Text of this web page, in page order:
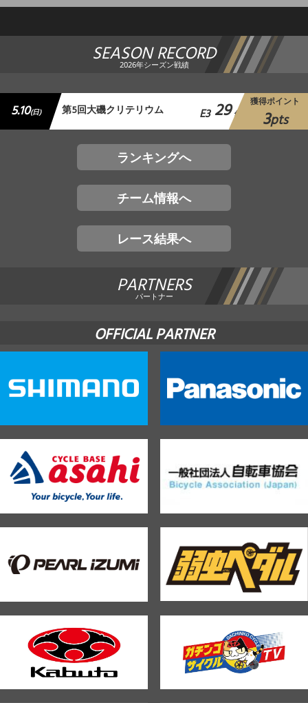
SEASON RECORD
2026年シーズン戦績
5.10(日) 第5回大磯クリテリウム E3 29 位
獲得ポイント
3pts
ランキングへ
チーム情報へ
レース結果へ
PARTNERS
パートナー
OFFICIAL PARTNER